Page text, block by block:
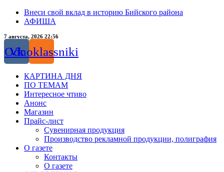
Внеси свой вклад в историю Бийского района
АФИША
7 августа, 2026 22:56
Vk
Odnoklassniki
КАРТИНА ДНЯ
ПО ТЕМАМ
Интересное чтиво
Анонс
Магазин
Прайс-лист
Сувенирная продукция
Производство рекламной продукции, полиграфия
О газете
Контакты
О газете